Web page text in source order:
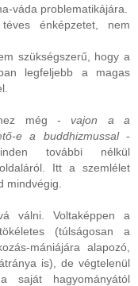
váda problematikájára.
énképzetet, nem
szükségszerű, hogy a
legfeljebb a magas
még - vajon a a
e a buddhizmussal-
további nélkül
Itt a szemlélet
mindvégig.
válni. Voltaképpen a
(túlságosan a
mániájára alapozó,
is), de végtelenül
saját hagyományától